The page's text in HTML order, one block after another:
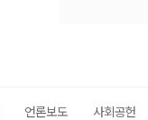
언론보도 사회공헌